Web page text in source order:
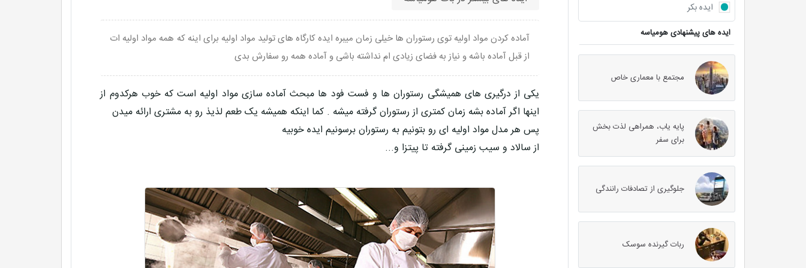
ایده بکر
ایده های پیشنهادی هومیاسه
مجتمع با معماری خاص
پایه یاب، همراهی لذت بخش
برای سفر
جلوگیری از تصادفات رانندگی
ربات گیرنده سوسک
آماده کردن مواد اولیه توی رستوران ها خیلی زمان میبره ایده کارگاه های تولید مواد اولیه برای اینه که همه مواد اولیه ات
از قبل آماده باشه و نیاز به فضای زیادی ام نداشته باشی و آماده همه رو سفارش بدی
یکی از درگیری های همیشگی رستوران ها و فست فود ها مبحث آماده سازی مواد اولیه است که خوب هرکدوم از
اینها اگر آماده بشه زمان کمتری از رستوران گرفته میشه . کما اینکه همیشه یک طعم لذیذ رو به مشتری ارائه میدن
پس هر مدل مواد اولیه ای رو بتونیم به رستوران برسونیم ایده خوبیه
از سالاد و سیب زمینی گرفته تا پیتزا و...